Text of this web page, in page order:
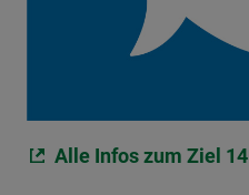
Alle Infos zum Ziel 14